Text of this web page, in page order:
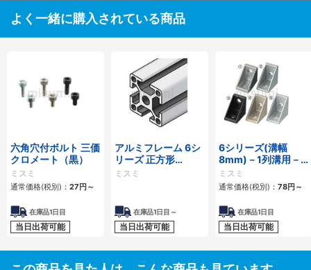
よく一緒に購入されている商品
六角穴付ボルト 三価
クロメート（黒）
ミスミ
通常価格(税別)： 27 円 ～
在庫品1日目
当日出荷可能
アルミフレーム 6シ
リーズ 正方形
30×30mm 1列溝 4
ミスミ
在庫品1日目～
当日出荷可能
6シリーズ(溝幅
8mm)－1列溝用－
突起付反転ブラケッ
ト
ミスミ
通常価格(税別)： 78円 ～
在庫品1日目
当日出荷可能